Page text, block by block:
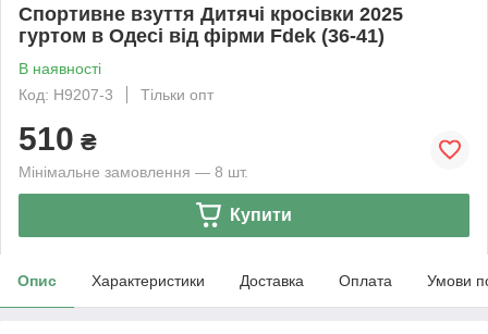
Спортивне взуття Дитячі кросівки 2025
гуртом в Одесі від фірми Fdek (36-41)
В наявності
Код: H9207-3
Тільки опт
510 ₴
Мінімальне замовлення — 8 шт.
Купити
Опис Характеристики Доставка Оплата Умови